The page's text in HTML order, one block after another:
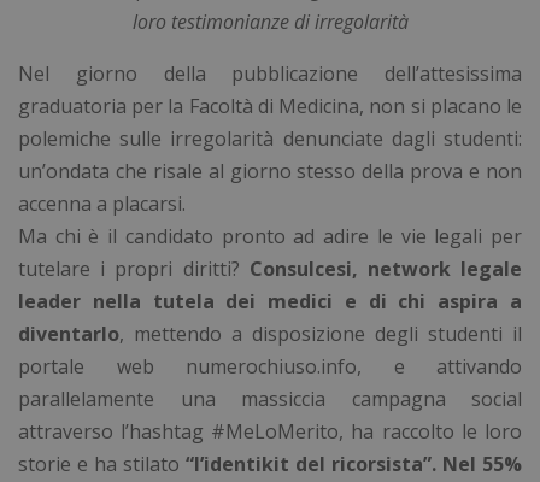
loro testimonianze di irregolarità
Nel giorno della pubblicazione dell’attesissima
graduatoria per la Facoltà di Medicina, non si placano le
polemiche sulle irregolarità denunciate dagli studenti:
un’ondata che risale al giorno stesso della prova e non
accenna a placarsi.
Ma chi è il candidato pronto ad adire le vie legali per
tutelare i propri diritti? Consulcesi, network legale
leader nella tutela dei medici e di chi aspira a
diventarlo, mettendo a disposizione degli studenti il
portale web numerochiuso.info, e attivando
parallelamente una massiccia campagna social
attraverso l’hashtag #MeLoMerito, ha raccolto le loro
storie e ha stilato “l’identikit del ricorsista”. Nel 55%